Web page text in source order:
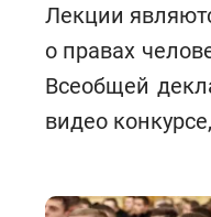
Лекции
о правах
Всеобщей
видео